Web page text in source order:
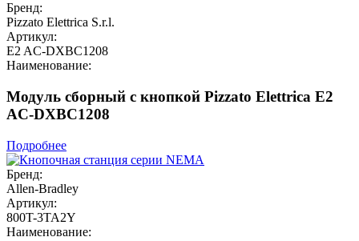
Бренд:
Pizzato Elettrica S.r.l.
Артикул:
E2 AC-DXBC1208
Наименование:
Модуль сборный с кнопкой Pizzato Elettrica E2
AC-DXBC1208
Подробнее
Бренд:
Allen-Bradley
Артикул:
800T-3TA2Y
Наименование: